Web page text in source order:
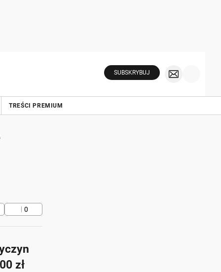
SUBSKRYBUJ
TREŚCI PREMIUM
0
zł